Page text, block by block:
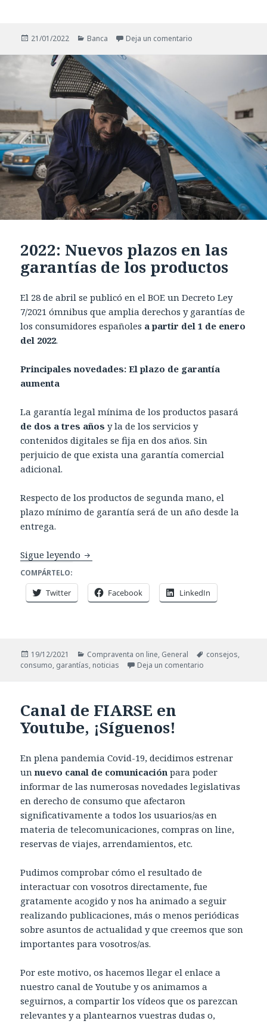
Publicado
21/01/2022 Categorías
Banca Deja un comentario
2022: Nuevos plazos en las
garantías de los productos
El 28 de abril se publicó en el BOE un Decreto Ley
7/2021 ómnibus que amplia derechos y garantías de
los consumidores españoles a partir del 1 de enero
del 2022.
Principales novedades: El plazo de garantía
aumenta
La garantía legal mínima de los productos pasará
de dos a tres años y la de los servicios y
contenidos digitales se fija en dos años. Sin
perjuicio de que exista una garantía comercial
adicional.
Respecto de los productos de segunda mano, el
plazo mínimo de garantía será de un año desde la
entrega.
Sigue leyendo 2022: Nuevos plazos en las garantías de
COMPÁRTELO:
Twitter Facebook LinkedIn
Publicado
el
19/12/2021 Categorías
Compraventa on line, General Etiquetas
consejos,
consumo, garantías, noticias Deja un comentario
Canal de FIARSE en
Youtube, ¡Síguenos!
En plena pandemia Covid-19, decidimos estrenar
unnuevo canal de comunicación para poder
informar de las numerosas novedades legislativas
en derecho de consumo que afectaron
significativamente a todos los usuarios/as en
materia de telecomunicaciones, compras on line,
reservas de viajes, arrendamientos, etc.
Pudimos comprobar cómo el resultado de
interactuar con vosotros directamente, fue
gratamente acogido y nos ha animado a seguir
realizando publicaciones, más o menos periódicas
sobre asuntos de actualidad y que creemos que son
importantes para vosotros/as.
Por este motivo, os hacemos llegar el enlace a
nuestro canal de Youtube y os animamos a
seguirnos, a compartir los vídeos que os parezcan
relevantes y a plantearnos vuestras dudas o,